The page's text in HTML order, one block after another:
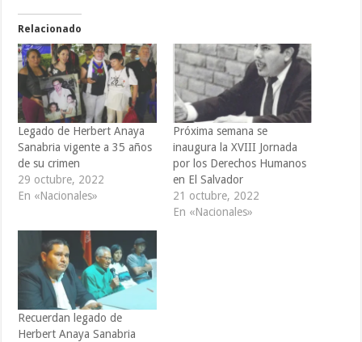
Relacionado
Legado de Herbert Anaya
Sanabria vigente a 35 años
de su crimen
29 octubre, 2022
En «Nacionales»
Próxima semana se
inaugura la XVIII Jornada
por los Derechos Humanos
en El Salvador
21 octubre, 2022
En «Nacionales»
Recuerdan legado de
Herbert Anaya Sanabria